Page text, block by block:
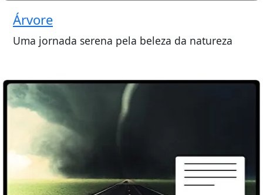
Árvore
Uma jornada serena pela beleza da natureza